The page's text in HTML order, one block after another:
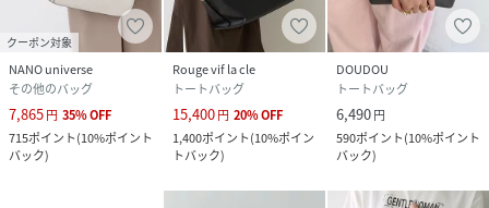
クーポン対象
NANO universe
その他のバッグ
7,865円 35%OFF
715ポイント(10%ポイント
バック)
Rouge vif la cle
トートバッグ
15,400円 20%OFF
1,400ポイント(10%ポイン
トバック)
DOUDOU
トートバッグ
6,490円
590ポイント(10%ポイント
バック)